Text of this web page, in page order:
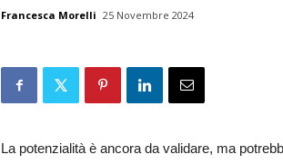
Francesca Morelli 25 Novembre 2024
La potenzialità è ancora da validare, ma